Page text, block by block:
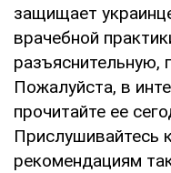
защищает
врачебной
разъяснительную,
Пожалуйста, в
прочитайте ее
Прислушивайтесь
рекомендациям